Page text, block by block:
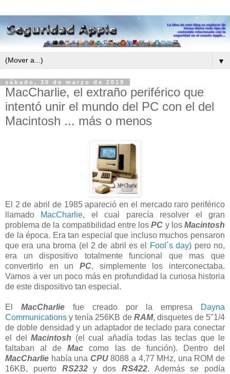
▼
sábado, 30 de marzo de 2019
MacCharlie, el extraño periférico que
intentó unir el mundo del PC con el del
Macintosh ... más o menos
El 2 de abril de 1985 apareció en el mercado raro periférico
llamado MacCharlie, el cual parecía resolver el gran
problema de la compatibilidad entre losPC y losMacintosh
de la época. Era tan especial que incluso muchos pensaron
que era una broma (el 2 de abril es el
Fool´s day) pero no,
era un dispositivo totalmente funcional que mas que
convertirlo en un PC, simplemente los interconectaba.
Vamos a ver un poco más en profundidad la curiosa historia
de este dispositivo tan especial.
El MacCharlie fue creado por la empresa
Dayna
Communicationsy tenía 256KB de RAM, disquetes de 5"1/4
de doble densidad y un adaptador de teclado para conectar
el del Macintosh (el cual añadía todas las teclas que le
faltaban al deMac como las de función). Dentro del
MacCharlie había una CPU8088 a 4,77 MHz, una ROM de
16KB, puerto RS232y dos RS422. Además se podía